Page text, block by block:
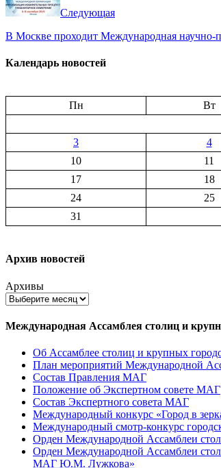
Следующая
В Москве проходит Международная научно-
Календарь новостей
Пн
Вт
3
4
10
11
17
18
24
25
31
Архив новостей
Архивы
Международная Ассамблея столиц и
Об Ассамблее столиц и крупных
План мероприятий Международной
Состав Правления МАГ
Положение об Экспертном совете МАГ
Состав Экспертного совета МАГ
Международный конкурс «Город в
Международный смотр-конкурс
Орден Международной Ассамблеи
Орден Международной Ассамблеи
МАГ Ю.М. Лужкова»